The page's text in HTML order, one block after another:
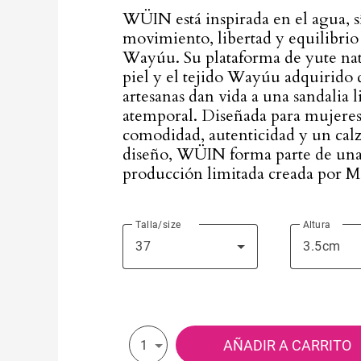
WÜIN está inspirada en el agua,
movimiento, libertad y
Wayúu. Su plataforma de yute
piel y el tejido Wayúu adquirido
artesanas dan vida a una
atemporal. Diseñada para
comodidad, autenticidad y un
diseño, WÜIN forma parte de
producción limitada creada por
Talla/size
37
Altura
3.5cm
1 AÑADIR A CARRITO